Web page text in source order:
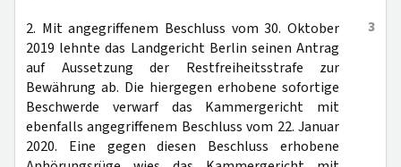
3
2. Mit angegriffenem Beschluss vom 30. Oktober
2019 lehnte das Landgericht Berlin seinen Antrag
auf Aussetzung der Restfreiheitsstrafe zur
Bewährung ab. Die hiergegen erhobene sofortige
Beschwerde verwarf das Kammergericht mit
ebenfalls angegriffenem Beschluss vom 22. Januar
2020. Eine gegen diesen Beschluss erhobene